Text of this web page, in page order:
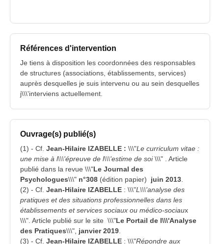
Références d'intervention
Je tiens à disposition les coordonnées des responsables
de structures (associations, établissements, services)
auprès desquelles je suis intervenu ou au sein desquelles
j\\\'interviens actuellement.
Ouvrage(s) publié(s)
(1) - Cf. Jean-Hilaire IZABELLE : \\\"Le curriculum vitae :
une mise à l\\\'épreuve de l\\\'estime de soi\\\" . Article
publié dans la revue \\\"Le Journal des
Psychologues\\\" n°308 (édition papier) juin 2013
(2) - Cf. Jean-Hilaire IZABELLE : \\\"L\\\'analyse des
pratiques et des situations professionnelles dans les
établissements et services sociaux ou médico-sociaux
\\\". Article publié sur le site \\\"Le Portail de l\\\'Analyse
des Pratiques\\\", janvier 2019
(3) - Cf. Jean-Hilaire IZABELLE : \\\"Répondre aux